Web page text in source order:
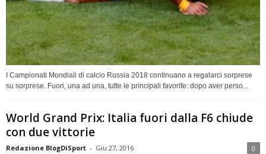
I Campionati Mondiali di calcio Russia 2018 continuano a regalarci sorprese
su sorprese. Fuori, una ad una, tutte le principali favorite: dopo aver perso...
World Grand Prix: Italia fuori dalla F6 chiude
con due vittorie
Redazione BlogDiSport - Giu 27, 2016 0